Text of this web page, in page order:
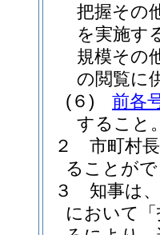
把握その
を実施す
規模その
の閲覧に
(６)
前各
すること
２
市町村
ることが
３
知事は、
において